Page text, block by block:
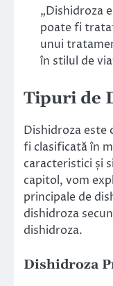
„Dishidroza
poate fi
unui
în stilul de
Tipuri de
Dishidroza este
fi clasificată în
caracteristici și
capitol, vom
principale de
dishidroza
dishidroza.
Dishidroza